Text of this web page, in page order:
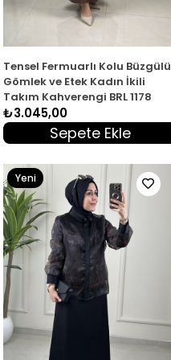
Tensel Fermuarlı Kolu Büzgülü
Gömlek ve Etek Kadın İkili
Takım Kahverengi BRL 1178
₺3.045,00
Sepete Ekle
Yeni
Ürün